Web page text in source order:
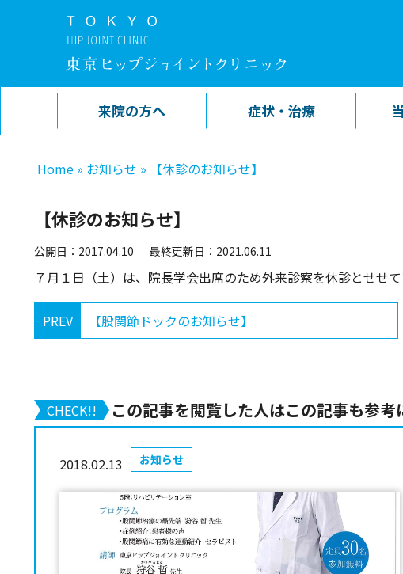
来院の方へ 症状・治療
Home » お知らせ » 【休診のお知らせ】
【休診のお知らせ】
公開日：2017.04.10 最終更新日：2021.06.11
７月１日（土）は、院長学会出席のため外来診察を休診とせせて
PREV 【股関節ドックのお知らせ】
CHECK!! この記事を閲覧した人はこの記事も参考
2018.02.13 お知らせ